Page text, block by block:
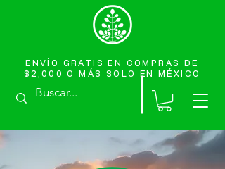
ENVÍO GRATIS EN COMPRAS DE
$2,000 O MÁS SOLO EN MÉXICO